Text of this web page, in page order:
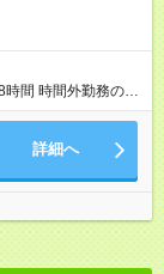
間 時間外勤務の可
、変動あり。
詳細へ